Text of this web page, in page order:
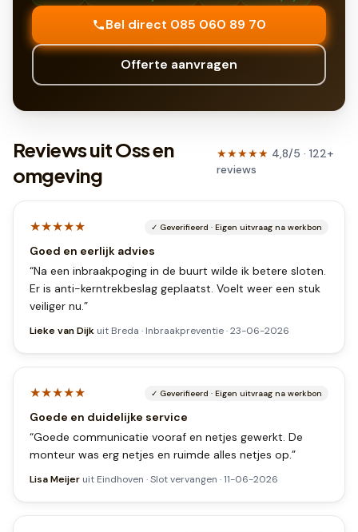
Bel direct 085 060 89 70
Offerte aanvragen
Reviews uit Oss en
omgeving
★★★★★ 4,8/5 · 122+
reviews
★★★★★ ✓ Geverifieerd · Eigen uitvraag na werkbon
Goed en eerlijk advies
“Na een inbraakpoging in de buurt wilde ik betere sloten.
Er is anti-kerntrekbeslag geplaatst. Voelt weer een stuk
veiliger nu.”
Lieke van Dijk uit Breda · Inbraakpreventie·23-06-2026
★★★★★ ✓ Geverifieerd · Eigen uitvraag na werkbon
Goede en duidelijke service
“Goede communicatie vooraf en netjes gewerkt. De
monteur was erg netjes en ruimde alles netjes op.”
Lisa Meijer uit Eindhoven ·Slot vervangen ·11-06-2026